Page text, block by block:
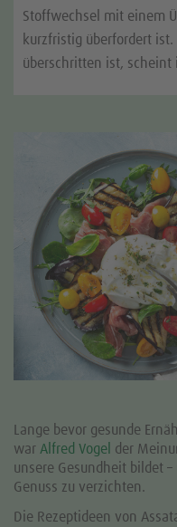
Stoffwechsel mit einem
kurzfristig überfordert ist.
überschritten ist, scheint
Lange bevor gesunde
war Alfred Vogel der
unsere Gesundheit bildet
Genuss zu verzichten.
Die Rezeptideen von